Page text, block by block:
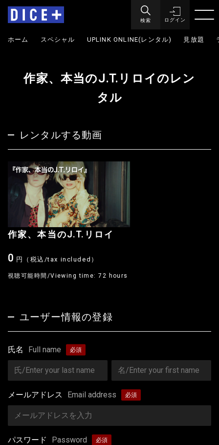
検索 ログイン
ホーム スペシャル UPLINK ONLINE(レンタル) 見放題
作家、本当のJ.T.リロイのレン
タル
レンタルする動画
作家、本当のJ.T.リロイ
0 円（税込/tax included）
視聴可能時間/Viewing time: 72 hours
ユーザー情報の登録
氏名 Full name
メールアドレス Email address
パスワード Password